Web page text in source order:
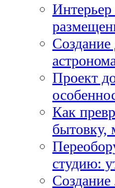
Проект
Как
бытовку,
студию:
Создание